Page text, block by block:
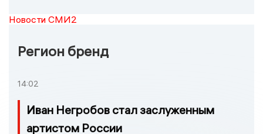
Новости СМИ2
Регион бренд
14:02
Иван Негробов стал заслуженным
артистом России